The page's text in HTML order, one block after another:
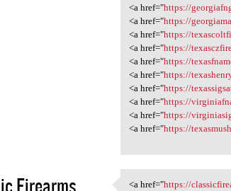
<a href="https://
<a href="https://
<a href="https://
<a href="https://
<a href="https://
<a href="https://
<a href="https://
<a href="https://
<a href="https://
<a href="https://
Firearms <a href="https://